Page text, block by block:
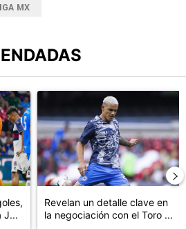
MX
el título "Cruz Azul 2-3 Atlante:
J...
Un artículo de tendencia con
Revelan un detalle clave en
la negociación con el Toro ...